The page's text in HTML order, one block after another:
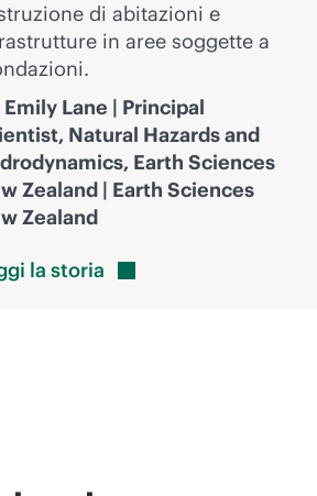
di abitazioni e
in aree soggette a
Emily Lane | Principal
Natural Hazards and
Earth Sciences
Zealand | Earth Sciences
Zealand
la storia